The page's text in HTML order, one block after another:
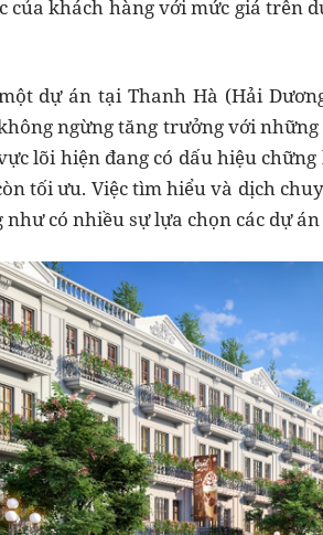
của khách hàng với mức giá trên
dự án tại Thanh Hà (Hải
ngừng tăng trưởng với
lõi hiện đang có dấu hiệu
tối ưu. Việc tìm hiểu và dịch
như có nhiều sự lựa chọn các dự